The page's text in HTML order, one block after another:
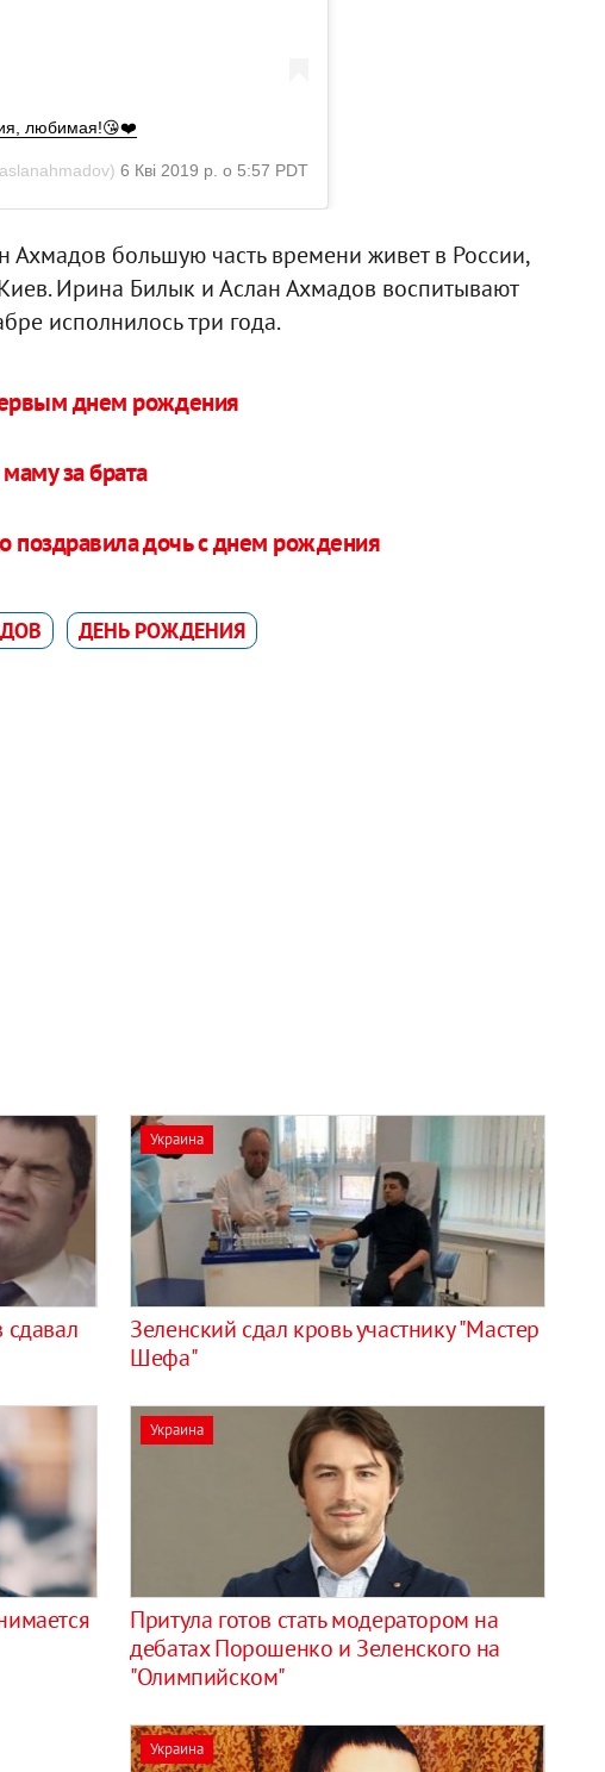
любимая!😘❤️
6 Кві 2019 р. о 5:57 PDT
Ахмадов большую часть времени живет в России,
Ирина Билык и Аслан Ахмадов воспитывают
исполнилось три года.
днем рождения
за брата
поздравила дочь с днем рождения
ДЕНЬ РОЖДЕНИЯ
сдавал
Украина
Зеленский сдал кровь участнику "Мастер
Шефа"
Украина
Притула готов стать модератором на
дебатах Порошенко и Зеленского на
"Олимпийском"
Украина